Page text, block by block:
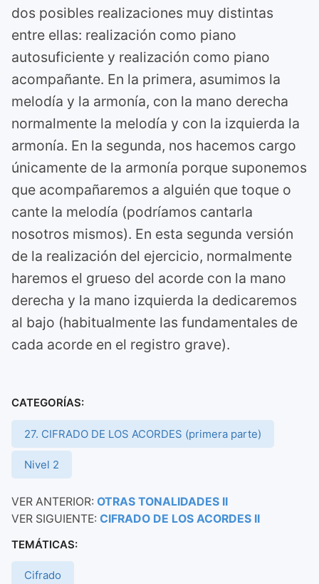
dos posibles realizaciones muy distintas
entre ellas: realización como piano
autosuficiente y realización como piano
acompañante. En la primera, asumimos la
melodía y la armonía, con la mano derecha
normalmente la melodía y con la izquierda la
armonía. En la segunda, nos hacemos cargo
únicamente de la armonía porque suponemos
que acompañaremos a alguién que toque o
cante la melodía (podríamos cantarla
nosotros mismos). En esta segunda versión
de la realización del ejercicio, normalmente
haremos el grueso del acorde con la mano
derecha y la mano izquierda la dedicaremos
al bajo (habitualmente las fundamentales de
cada acorde en el registro grave).
CATEGORÍAS:
27. CIFRADO DE LOS ACORDES (primera parte)
Nivel 2
VER ANTERIOR: OTRAS TONALIDADES II
VER SIGUIENTE: CIFRADO DE LOS ACORDES II
TEMÁTICAS:
Cifrado